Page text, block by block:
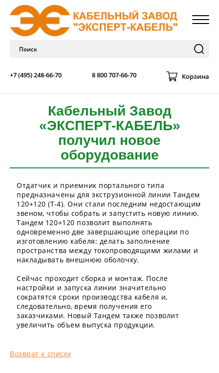
+7 (495) 248-66-70 8 800 707-66-70 Корзина
Кабельный Завод
«ЭКСПЕРТ-КАБЕЛЬ»
получил новое
оборудование
Отдатчик и приемник портального типа
предназначены для экструзионной линии Тандем
120+120 (Т-4). Они стали последним недостающим
звеном, чтобы собрать и запустить новую линию.
Тандем 120+120 позволит выполнять
одновременно две завершающие операции по
изготовлению кабеля: делать заполнение
пространства между токопроводящими жилами и
накладывать внешнюю оболочку.
Сейчас проходит сборка и монтаж. После
настройки и запуска линии значительно
сократятся сроки производства кабеля и,
следовательно, время получения его
заказчиками. Новый Тандем также позволит
увеличить объем выпуска продукции.
Возврат к списку